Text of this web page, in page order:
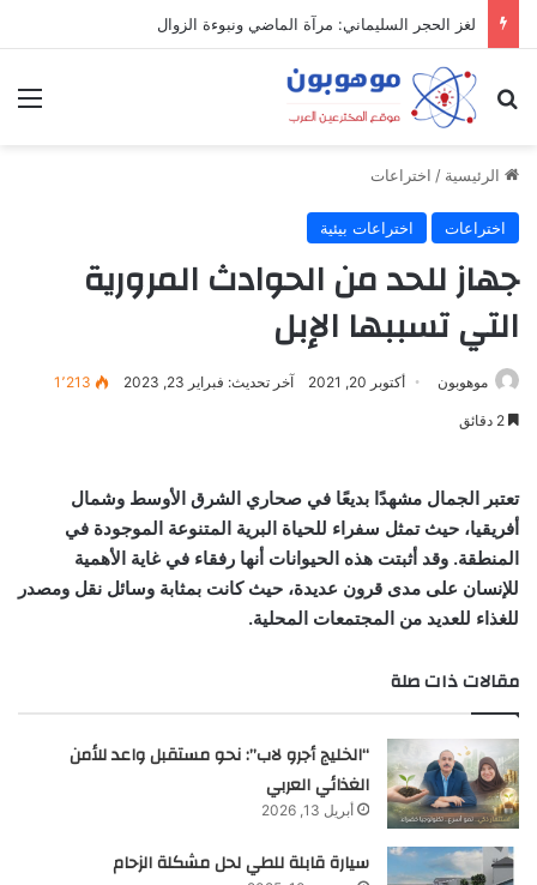
لغز الحجر السليماني: مرآة الماضي ونبوءة الزوال
بحث عن
الرئيسية / اختراعات
اختراعات اختراعات بيئية
جهاز للحد من الحوادث المرورية
التي تسببها الإبل
موهوبون أكتوبر 20, 2021 آخر تحديث: فبراير 23, 2023 1٬213
تعتبر الجمال مشهدًا بديعًا في صحاري الشرق الأوسط وشمال
أفريقيا، حيث تمثل سفراء للحياة البرية المتنوعة الموجودة في
المنطقة. وقد أثبتت هذه الحيوانات أنها رفقاء في غاية الأهمية
للإنسان على مدى قرون عديدة، حيث كانت بمثابة وسائل نقل ومصدر
للغذاء للعديد من المجتمعات المحلية.
مقالات ذات صلة
“الخليج أجرو لاب”: نحو مستقبل واعد للأمن
الغذائي العربي
أبريل 13, 2026
سيارة قابلة للطي لحل مشكلة الزحام